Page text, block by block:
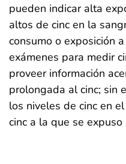
pueden indicar alta
altos de cinc en la
consumo o exposición
exámenes para medir
proveer información
prolongada al cinc; sin
los niveles de cinc en
cinc a la que se expuso